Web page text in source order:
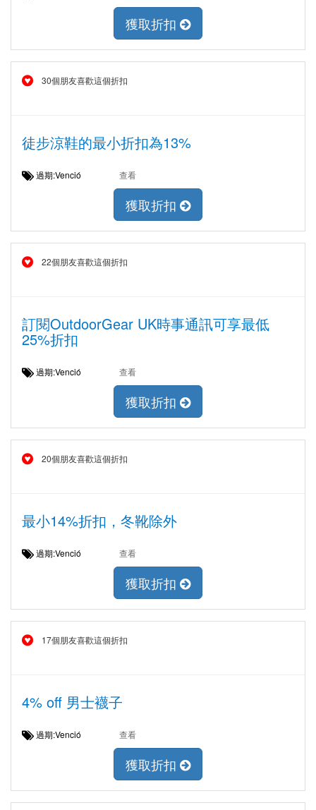
獲取折扣
30個朋友喜歡這個折扣
徒步涼鞋的最小折扣為13%
過期:Venció 查看
獲取折扣
22個朋友喜歡這個折扣
訂閱OutdoorGear UK時事通訊可享最低
25%折扣
過期:Venció 查看
獲取折扣
20個朋友喜歡這個折扣
最小14%折扣，冬靴除外
過期:Venció 查看
獲取折扣
17個朋友喜歡這個折扣
4% off 男士襪子
過期:Venció 查看
獲取折扣